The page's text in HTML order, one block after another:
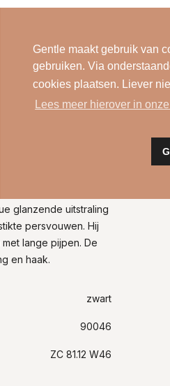
Gentle maakt gebruik van
gebruiken. Via
cookies plaatsen. Liever
Lees meer hierover in
glanzende uitstraling
persvouwen. Hij
lange pijpen. De
en haak.
zwart
90046
ZC 81.12 W46